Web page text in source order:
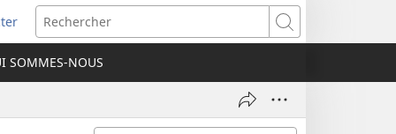
Rechercher
SOMMES-NOUS